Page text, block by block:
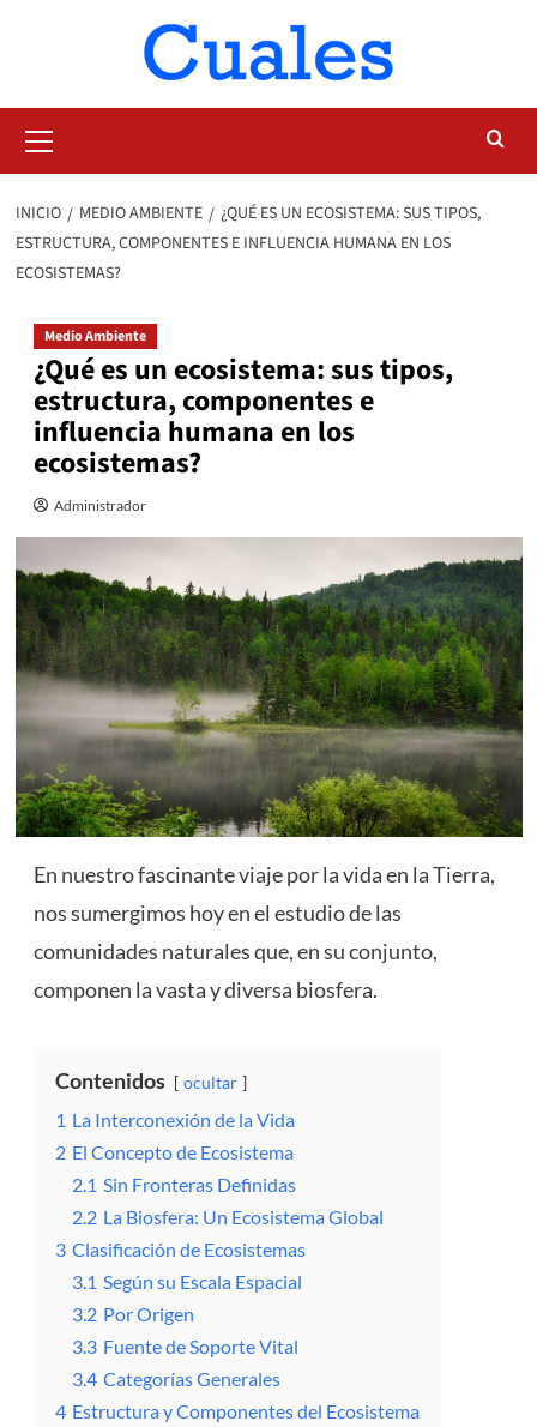
primario
INICIO MEDIO AMBIENTE
¿QUÉ ES UN ECOSISTEMA: SUS TIPOS,
ESTRUCTURA, COMPONENTES E INFLUENCIA HUMANA EN LOS
ECOSISTEMAS?
Medio Ambiente
¿Qué es un ecosistema: sus tipos,
estructura, componentes e
influencia humana en los
ecosistemas?
Administrador
En nuestro fascinante viaje por la vida en la Tierra,
nos sumergimos hoy en el estudio de las
comunidades naturales que, en su conjunto,
componen la vasta y diversa biosfera.
Contenidos ocultar
1 La Interconexión de la Vida
2 El Concepto de Ecosistema
2.1 Sin Fronteras Definidas
2.2 La Biosfera: Un Ecosistema Global
3 Clasificación de Ecosistemas
3.1 Según su Escala Espacial
3.2 Por Origen
3.3 Fuente de Soporte Vital
3.4 Categorías Generales
4 Estructura y Componentes del Ecosistema